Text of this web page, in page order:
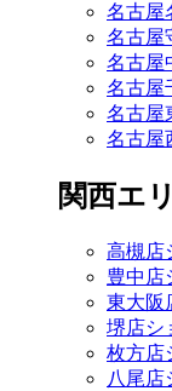
名古屋
名古屋
名古屋
名古屋
名古屋
名古屋
関西エ
高槻店
豊中店
東大阪
堺店シ
枚方店
八尾店